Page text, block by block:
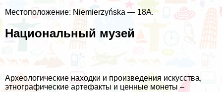
Местоположение: Niemierzyńska — 18A.
Национальный музей
Археологические находки и произведения искусства,
этнографические артефакты и ценные монеты –